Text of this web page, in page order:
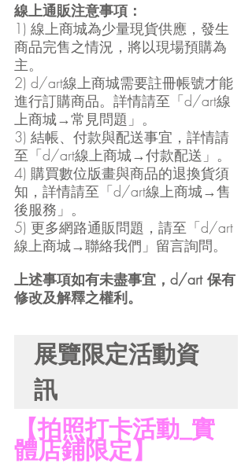
線上通販注意事項：
1) 線上商城為少量現貨供應，發生
商品完售之情況，將以現場預購為
主。
2) d/art線上商城需要註冊帳號才能
進行訂購商品。詳情請至「d/art線
上商城→常見問題」。
3) 結帳、付款與配送事宜，詳情請
至「d/art線上商城→付款配送」。
4) 購買數位版畫與商品的退換貨須
知，詳情請至「d/art線上商城→售
後服務」。
5) 更多網路通販問題，請至「d/art
線上商城→聯絡我們」留言詢問。
上述事項如有未盡事宜，d/art 保有
修改及解釋之權利。
展覽限定活動資
訊
【拍照打卡活動_實
體店鋪限定】